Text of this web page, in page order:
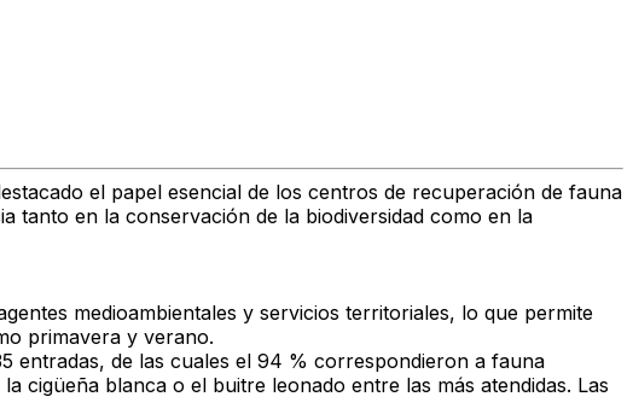
el papel esencial de los centros de recuperación de fauna
tanto en la conservación de la biodiversidad como en la
medioambientales y servicios territoriales, lo que permite
primavera y verano.
entradas, de las cuales el 94 % correspondieron a fauna
cigüeña blanca o el buitre leonado entre las más atendidas. Las